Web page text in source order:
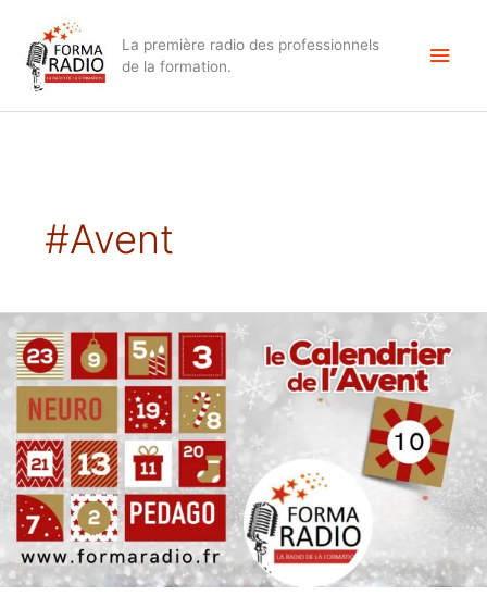
contenu
La première radio des professionnels
de la formation.
#avent
Apprendre,
c’est
inhiber